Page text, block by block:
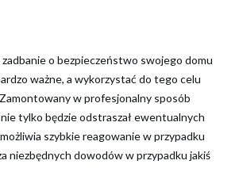
zadbanie o bezpieczeństwo swojego domu
ważne, a wykorzystać do tego celu
w profesjonalny sposób
tylko będzie odstraszał ewentualnych
szybkie reagowanie w przypadku
niezbędnych dowodów w przypadku jakiś